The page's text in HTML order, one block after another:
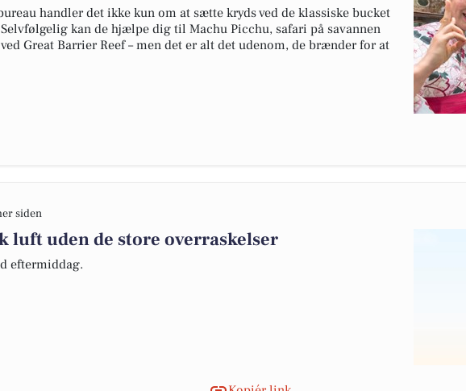
handler det ikke kun om at sætte kryds ved de klassiske bucket
kan de hjælpe dig til Machu Picchu, safari på savannen
Great Barrier Reef – men det er alt det udenom, de brænder for at
siden
luft uden de store overraskelser
eftermiddag.